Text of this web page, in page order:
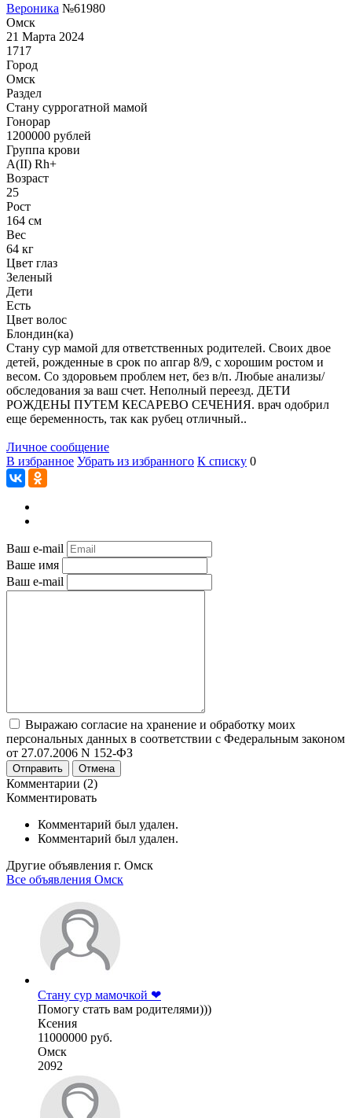
Вероника №61980
Омск
21 Марта 2024
1717
Город
Омск
Раздел
Cтану суррогатной мамой
Гонoрар
1200000 рублей
Группа крови
A(II) Rh+
Возраст
25
Рост
164 см
Вес
64 кг
Цвет глаз
Зеленый
Дети
Есть
Цвет волос
Блондин(ка)
Стану сур мамой для ответственных родителей. Своих двое
детей, рожденные в срок по апгар 8/9, с хорошим ростом и
весом. Со здоровьем проблем нет, без в/п. Любые анализы/
обследования за ваш счет. Неполный переезд. ДЕТИ
РОЖДЕНЫ ПУТЕМ КЕСАРЕВО СЕЧЕНИЯ. врач одобрил
еще беременность, так как рубец отличный..
Личное сообщение
В избранное Убрать из избранного К списку 0
Ваш e-mail
Ваше имя
Ваш e-mail
Выражаю согласие на хранение и обработку моих
персональных данных в соответствии с Федеральным законом
от 27.07.2006 N 152-ФЗ
Отправить Отмена
Комментарии (2)
Комментировать
Комментарий был удален.
Комментарий был удален.
Другие объявления г. Омск
Все объявления Омск
Стану сур мамочкой ❤
Помогу стать вам родителями)))
Ксения
11000000 руб.
Омск
2092